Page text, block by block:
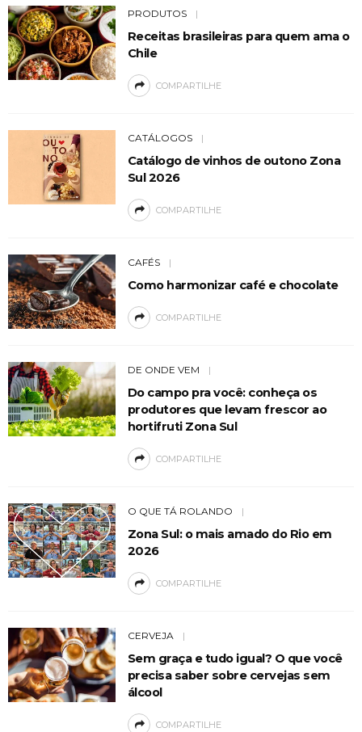
PRODUTOS
Receitas brasileiras para quem ama o
Chile
COMPARTILHE
CATÁLOGOS
Catálogo de vinhos de outono Zona
Sul 2026
COMPARTILHE
CAFÉS
Como harmonizar café e chocolate
COMPARTILHE
DE ONDE VEM
Do campo pra você: conheça os
produtores que levam frescor ao
hortifruti Zona Sul
COMPARTILHE
O QUE TÁ ROLANDO
Zona Sul: o mais amado do Rio em
2026
COMPARTILHE
CERVEJA
Sem graça e tudo igual? O que você
precisa saber sobre cervejas sem
álcool
COMPARTILHE